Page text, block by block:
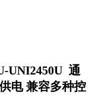
UNI2450U 通
电 兼容多种控